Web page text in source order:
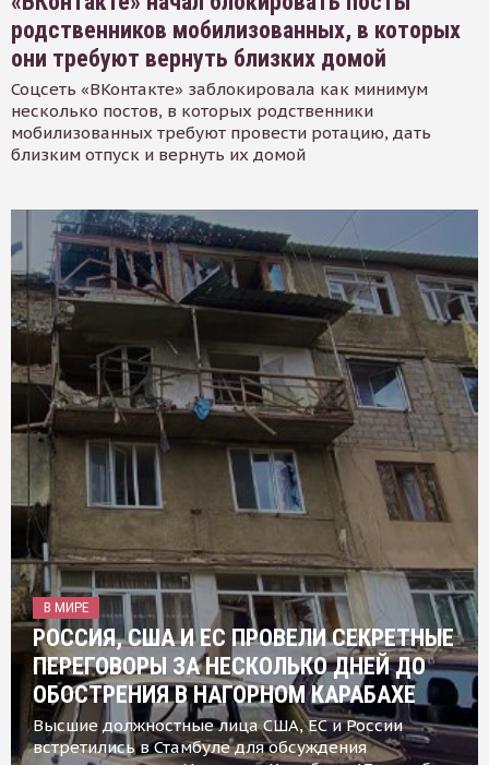
родственников мобилизованных, в которых
они требуют вернуть близких домой
Соцсеть «ВКонтакте» заблокировала как минимум
несколько постов, в которых родственники
мобилизованных требуют провести ротацию, дать
близким отпуск и вернуть их домой
В МИРЕ
РОССИЯ, США И ЕС ПРОВЕЛИ СЕКРЕТНЫЕ
ПЕРЕГОВОРЫ ЗА НЕСКОЛЬКО ДНЕЙ ДО
ОБОСТРЕНИЯ В НАГОРНОМ КАРАБАХЕ
Высшие должностные лица США, ЕС и России
встретились в Стамбуле для обсуждения